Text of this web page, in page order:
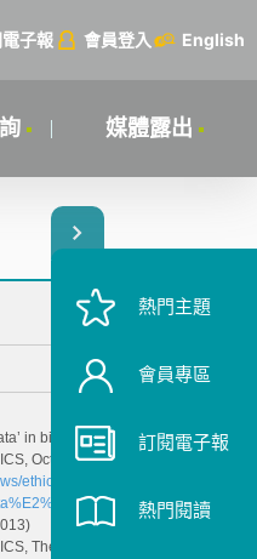
子報 會員登入 English
媒體露出
in biomedicine,
Oct. 17, 2013,
ethics-body-
The linking
熱門主題
會員專區
訂閱電子報
熱門閱讀